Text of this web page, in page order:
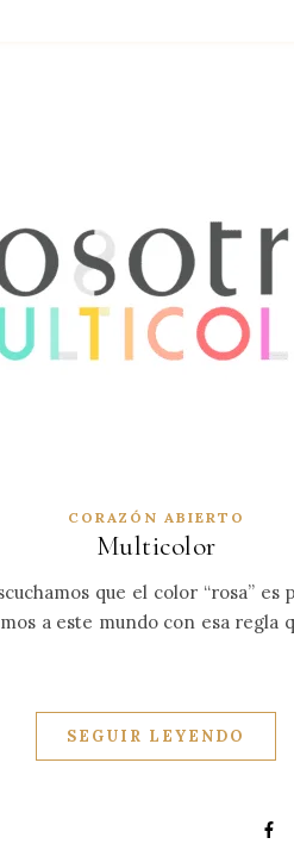
CORAZÓN ABIERTO
Multicolor
que el color “rosa” es
a este mundo con esa regla
SEGUIR LEYENDO